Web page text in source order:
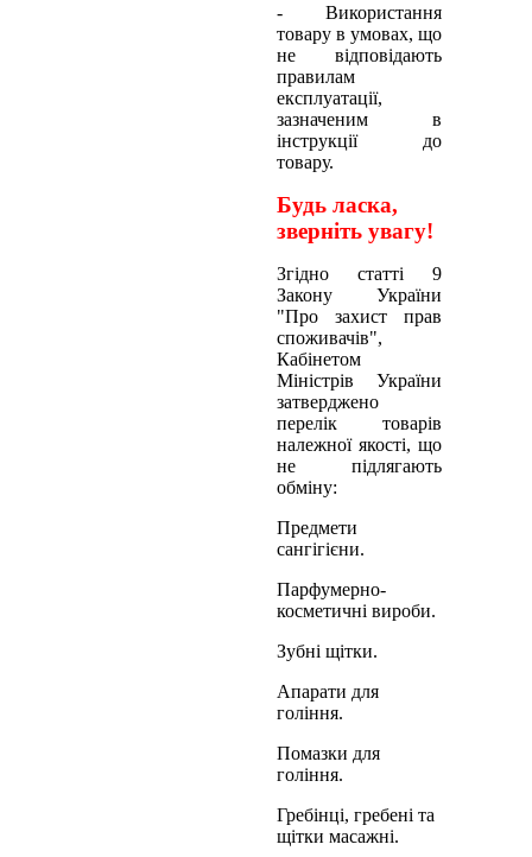
- Використання
товару в умовах, що
не відповідають
правилам
експлуатації,
зазначеним в
інструкції до
товару.
Будь ласка,
зверніть увагу!
Згідно статті 9
Закону України
"Про захист прав
споживачів",
Кабінетом
Міністрів України
затверджено
перелік товарів
належної якості, що
не підлягають
обміну:
Предмети
сангігієни.
Парфумерно-
косметичні вироби.
Зубні щітки.
Апарати для
гоління.
Помазки для
гоління.
Гребінці, гребені та
щітки масажні.